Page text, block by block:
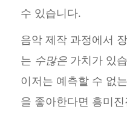
수 있습니다.
음악 제작 과정에서
는 수많은가치가 있
이저는 예측할 수 없
을 좋아한다면 흥미